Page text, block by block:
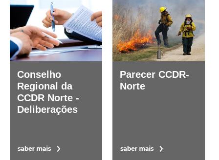
Conselho
Regional da
CCDR Norte -
Deliberações
Parecer CCDR-
Norte